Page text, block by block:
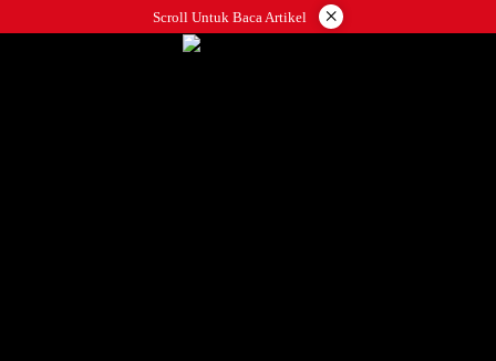
ke
Scroll Untuk Baca Artikel ×